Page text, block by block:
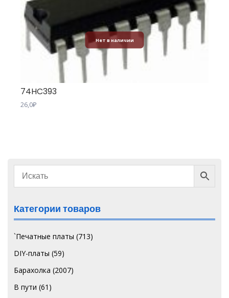
Нет в наличии
74HC393
26,0₽
Категории товаров
`Печатные платы (713)
DIY-платы (59)
Барахолка (2007)
В пути (61)